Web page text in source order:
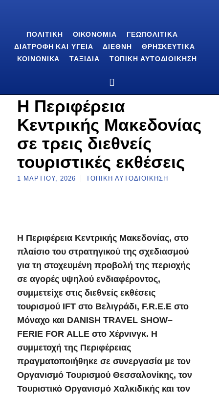
ΠΟΛΙΤΙΚΉ ΟΙΚΟΝΟΜΊΑ
ΓΕΩΠΟΛΙΤΙΚΆ
ΔΙΑΤΡΟΦΉ ΚΑΙ ΥΓΕΊΑ
ΔΙΕΘΝΉ
ΘΡΗΣΚΕΥΤΙΚΆ
ΚΟΙΝΩΝΙΚΆ
ΤΑΞΊΔΙΑ ΤΟΠΙΚΉ ΑΥΤΟΔΙΟΊΚΗΣΗ
Η Περιφέρεια
Κεντρικής Μακεδονίας
σε τρεις διεθνείς
τουριστικές εκθέσεις
1 ΜΑΡΤΊΟΥ, 2026 ΤΟΠΙΚΉ ΑΥΤΟΔΙΟΊΚΗΣΗ
Η Περιφέρεια Κεντρικής Μακεδονίας, στο
πλαίσιο του στρατηγικού της σχεδιασμού
για τη στοχευμένη προβολή της περιοχής
σε αγορές υψηλού ενδιαφέροντος,
συμμετείχε στις διεθνείς εκθέσεις
τουρισμού IFT στο Βελιγράδι, F.R.E.E στο
Μόναχο και DANISH TRAVEL SHOW–
FERIE FOR ALLE στο Χέρνινγκ. Η
συμμετοχή της Περιφέρειας
πραγματοποιήθηκε σε συνεργασία με τον
Οργανισμό Τουρισμού Θεσσαλονίκης, τον
Τουριστικό Οργανισμό Χαλκιδικής και τον